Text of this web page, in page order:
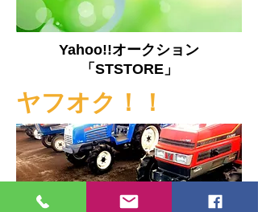
Yahoo!!オークション
「STSTORE」
ヤフオク！！